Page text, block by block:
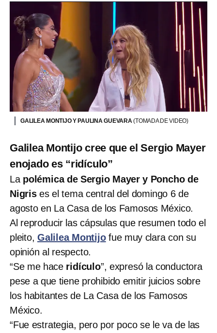
GALILEA MONTIJO Y PAULINA GUEVARA(TOMADA DE VIDEO)
Galilea Montijo cree que el Sergio Mayer
enojado es “ridículo”
La polémica de Sergio Mayer y Poncho de
Nigrises el tema central del domingo 6 de
agosto en La Casa de los Famosos México.
Al reproducir las cápsulas que resumen todo el
pleito, Galilea Montijofue muy clara con su
opinión al respecto.
“Se me hace ridículo”, expresó la conductora
pese a que tiene prohibido emitir juicios sobre
los habitantes de La Casa de los Famosos
México.
“Fue estrategia, pero por poco se le va de las